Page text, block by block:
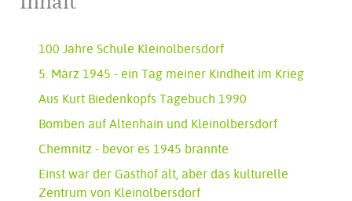
100 Jahre Schule Kleinolbersdorf
5. März 1945 - ein Tag meiner Kindheit im Krieg
Aus Kurt Biedenkopfs Tagebuch 1990
Bomben auf Altenhain und Kleinolbersdorf
Chemnitz - bevor es 1945 brannte
Einst war der Gasthof alt, aber das kulturelle
Zentrum von Kleinolbersdorf